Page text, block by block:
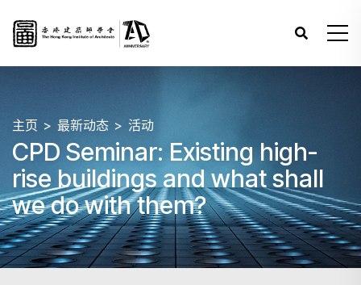
主页 最新动态 活动
CPD Seminar: Existing high-
rise buildings and what shall
we do with them?